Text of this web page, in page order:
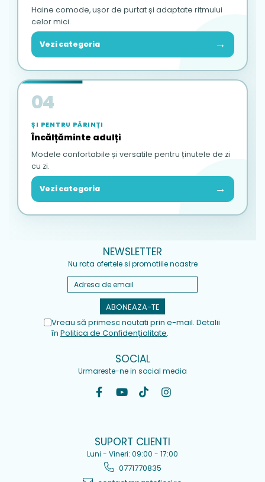
Haine comode, ușor de purtat și adaptate ritmului
celor mici.
Vezi categoria →
04
ȘI PENTRU PĂRINȚI
Încălțăminte adulți
Modele confortabile și versatile pentru ținutele de zi
cu zi.
Vezi categoria →
NEWSLETTER
Nu rata ofertele si promotiile noastre
Vreau să primesc noutati prin e-mail. Detalii
în Politica de Confidențialitate.
SOCIAL
Urmareste-ne in social media
SUPORT CLIENTI
Luni - Vineri: 09:00 - 17:00
0771770835